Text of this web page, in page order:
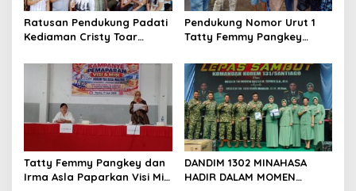
s
Ratusan Pendukung Padati
Kediaman Cristy Toar
Dukungan Penuh Kepada
Calon Hukum Tua
Walantakan
Pendukung Nomor Urut 1
Tatty Femmy Pangkey
Saat Pemaparan Visi dan
Misi di Desa Waleure
Tatty Femmy Pangkey dan
Irma Asla Paparkan Visi Misi
DANDIM 1302 MINAHASA
HADIR DALAM MOMEN